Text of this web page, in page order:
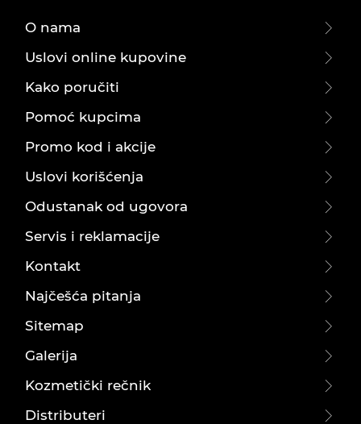
O nama
Uslovi online kupovine
Kako poručiti
Pomoć kupcima
Promo kod i akcije
Uslovi korišćenja
Odustanak od ugovora
Servis i reklamacije
Kontakt
Najčešća pitanja
Sitemap
Galerija
Kozmetički rečnik
Distributeri